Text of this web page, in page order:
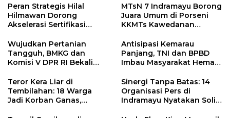
Ngamuk Kepung Polresta
Pekanbaru!
55 Tol Binjai–Langsa
Peran Strategis Hilal
Hilmawan Dorong
Akselerasi Sertifikasi
Entaskan Kemiskinan di
Indramayu
MTsN 7 Indramayu Borong
Juara Umum di Porseni
KKMTs Kawedanan
Wujudkan Pertanian
Tangguh, BMKG dan
Komisi V DPR RI Bekali
Sekolah Lapang Iklim
Antisipasi Kemarau
Panjang, TNI dan BPBD
Imbau Masyarakat Hemat
Kebakaran
Teror Kera Liar di
Tembilahan: 18 Warga
Jadi Korban Ganas,
Sinergi Tanpa Batas: 14
Organisasi Pers di
Indramayu Nyatakan Solid